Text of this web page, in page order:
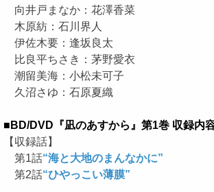
向井戸まなか：花澤香菜
木原紡：石川界人
伊佐木要：逢坂良太
比良平ちさき：茅野愛衣
潮留美海：小松未可子
久沼さゆ：石原夏織
■BD/DVD『凪のあすから』第1巻 収録内
【収録話】
第1話“海と大地のまんなかに”
第2話“ひやっこい薄膜”